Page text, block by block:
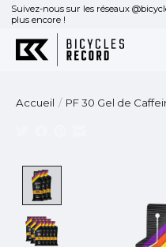
Suivez-nous sur les réseaux
plus encore !
Accueil / PF 30 Gel de